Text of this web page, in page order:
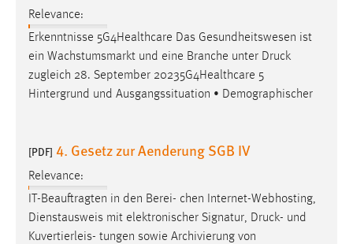
Relevance:
Erkenntnisse 5G4Healthcare Das Gesundheitswesen ist
ein Wachstumsmarkt und eine Branche unter Druck
zugleich 28. September 20235G4Healthcare 5
Hintergrund und Ausgangssituation • Demographischer
[PDF] 4. Gesetz zur Aenderung SGB IV
Relevance:
IT-Beauftragten in den Berei- chen Internet-Webhosting,
Dienstausweis mit elektronischer Signatur, Druck- und
Kuvertierleis- tungen sowie Archivierung von